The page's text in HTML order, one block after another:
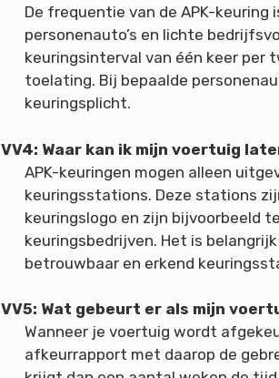
De frequentie van de APK-
personenauto’s en lichte
keuringsinterval van één keer per
toelating. Bij bepaalde
keuringsplicht.
VV4: Waar kan ik mijn voertuig
APK-keuringen mogen alleen
keuringsstations. Deze stations
keuringslogo en zijn bijvoorbeeld
keuringsbedrijven. Het is
betrouwbaar en erkend
VV5: Wat gebeurt er als mijn
Wanneer je voertuig wordt
afkeurrapport met daarop de